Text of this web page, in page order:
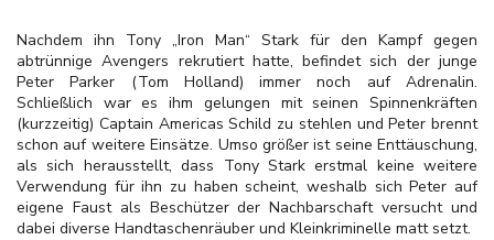
Nachdem ihn Tony „Iron Man“ Stark für den Kampf gegen
abtrünnige Avengers rekrutiert hatte, befindet sich der junge
Peter Parker (Tom Holland) immer noch auf Adrenalin.
Schließlich war es ihm gelungen mit seinen Spinnenkräften
(kurzzeitig) Captain Americas Schild zu stehlen und Peter brennt
schon auf weitere Einsätze. Umso größer ist seine Enttäuschung,
als sich herausstellt, dass Tony Stark erstmal keine weitere
Verwendung für ihn zu haben scheint, weshalb sich Peter auf
eigene Faust als Beschützer der Nachbarschaft versucht und
dabei diverse Handtaschenräuber und Kleinkriminelle matt setzt.